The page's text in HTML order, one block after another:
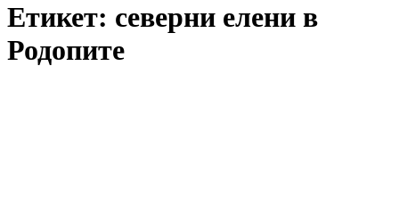
Етикет: северни елени в
Родопите